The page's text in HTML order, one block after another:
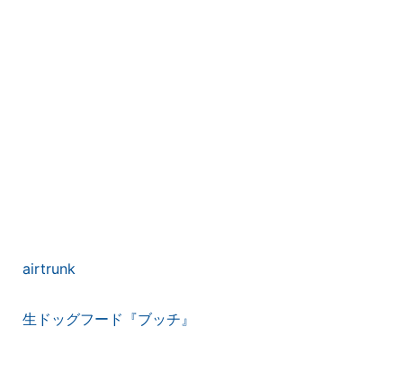
airtrunk
生ドッグフード『ブッチ』